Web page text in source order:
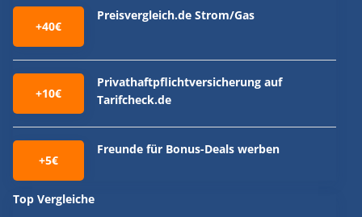
+40€
Preisvergleich.de Strom/Gas
+10€
Privathaftpflichtversicherung auf
Tarifcheck.de
+5€
Freunde für Bonus-Deals werben
Top Vergleiche